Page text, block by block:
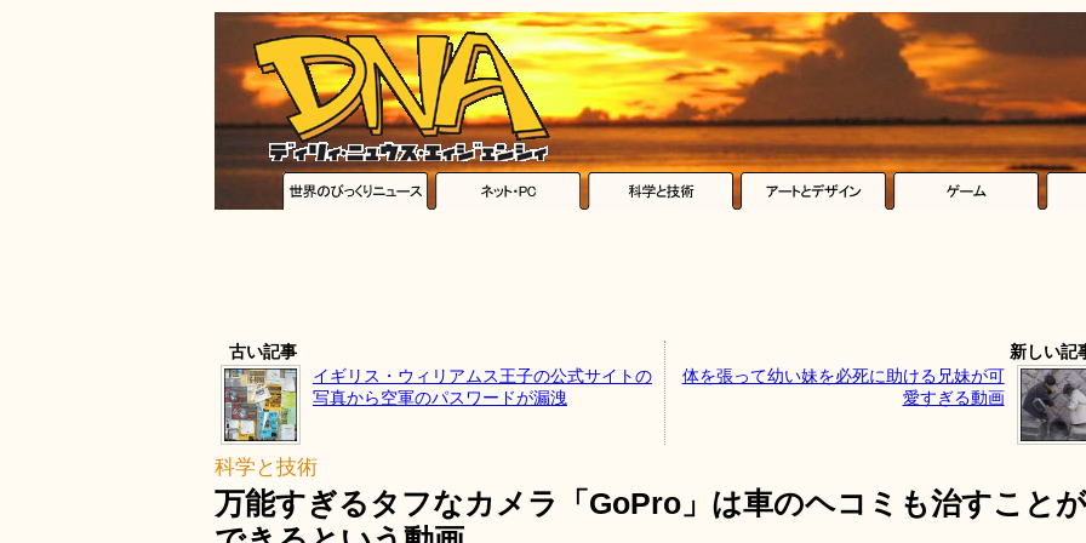
古い記事
イギリス・ウィリアムス王子の公式サイトの
写真から空軍のパスワードが漏洩
新しい記
体を張って幼い妹を必死に助ける兄妹が可
愛すぎる動画
科学と技術
万能すぎるタフなカメラ「GoPro」は車のヘコミも治すことが